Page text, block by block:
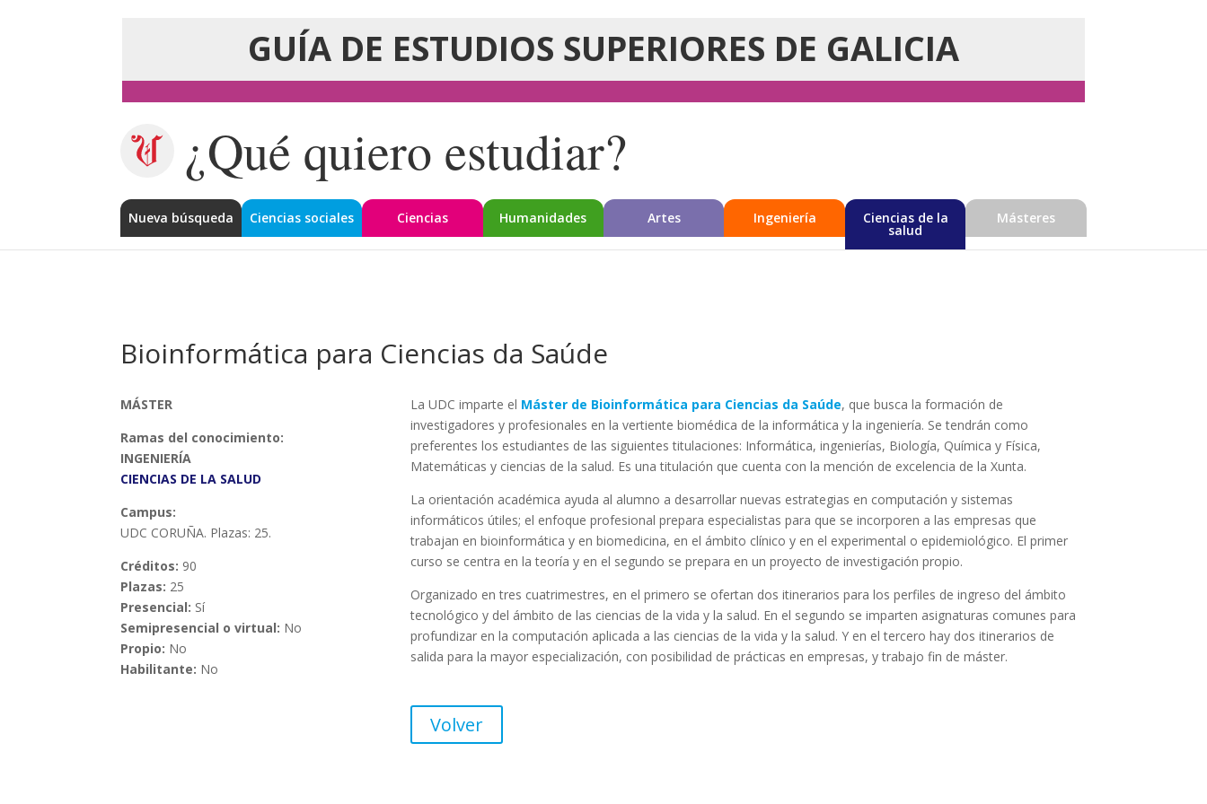
GUÍA DE ESTUDIOS SUPERIORES DE GALICIA
¿Qué quiero estudiar?
Nueva búsqueda Ciencias sociales Ciencias Humanidades Artes Ingeniería Ciencias de la
salud
Másteres
Bioinformática para Ciencias da Saúde
MÁSTER
Ramas del conocimiento:
INGENIERÍA
CIENCIAS DE LA SALUD
Campus:
UDC CORUÑA. Plazas: 25.
Créditos: 90
Plazas: 25
Presencial: Sí
Semipresencial o virtual: No
Propio: No
Habilitante: No
La UDC imparte el Máster de Bioinformática para Ciencias da Saúde, que busca la formación de
investigadores y profesionales en la vertiente biomédica de la informática y la ingeniería. Se tendrán como
preferentes los estudiantes de las siguientes titulaciones: Informática, ingenierías, Biología, Química y Física,
Matemáticas y ciencias de la salud. Es una titulación que cuenta con la mención de excelencia de la Xunta.
La orientación académica ayuda al alumno a desarrollar nuevas estrategias en computación y sistemas
informáticos útiles; el enfoque profesional prepara especialistas para que se incorporen a las empresas que
trabajan en bioinformática y en biomedicina, en el ámbito clínico y en el experimental o epidemiológico. El primer
curso se centra en la teoría y en el segundo se prepara en un proyecto de investigación propio.
Organizado en tres cuatrimestres, en el primero se ofertan dos itinerarios para los perfiles de ingreso del ámbito
tecnológico y del ámbito de las ciencias de la vida y la salud. En el segundo se imparten asignaturas comunes para
profundizar en la computación aplicada a las ciencias de la vida y la salud. Y en el tercero hay dos itinerarios de
salida para la mayor especialización, con posibilidad de prácticas en empresas, y trabajo fin de máster.
Volver